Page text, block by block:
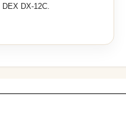
DX-12C.